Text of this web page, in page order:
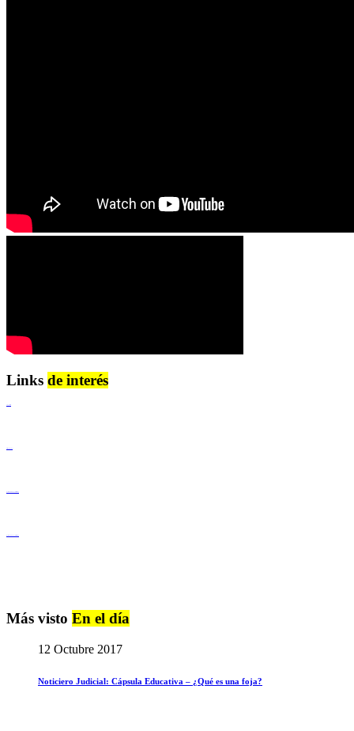
Links de interés
Más visto En el día
12 Octubre 2017
Noticiero Judicial: Cápsula Educativa – ¿Qué es una foja?